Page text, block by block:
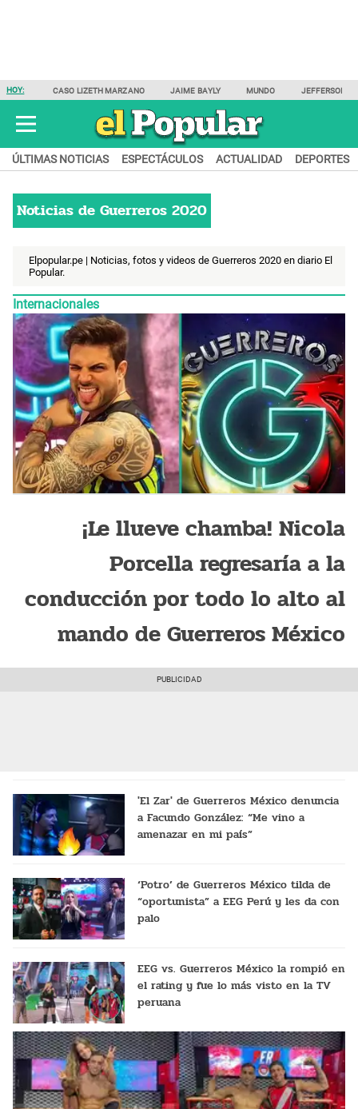
HOY: CASO LIZETH MARZANO JAIME BAYLY MUNDO JEFFERSON
ÚLTIMAS NOTICIAS ESPECTÁCULOS ACTUALIDAD DEPORTES
Noticias de Guerreros 2020
Elpopular.pe | Noticias, fotos y videos de Guerreros 2020 en diario El
Popular.
Internacionales
¡Le llueve chamba! Nicola
Porcella regresaría a la
conducción por todo lo alto al
mando de Guerreros México
'El Zar' de Guerreros México denuncia
a Facundo González: “Me vino a
amenazar en mi país”
‘Potro’ de Guerreros México tilda de
“oportunista” a EEG Perú y les da con
palo
EEG vs. Guerreros México la rompió en
el rating y fue lo más visto en la TV
peruana